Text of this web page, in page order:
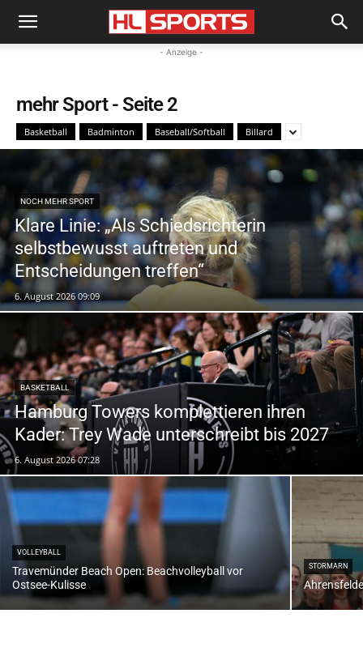
- Anzeige -
mehr Sport- Seite 2
Basketball Badminton Baseball/Softball Billard
NOCH MEHR SPORT
Klare Linie: „Als Schiedsrichterin
selbstbewusst auftreten und
Entscheidungen treffen“
6. August 2026 09:09
BASKETBALL
Hamburg Towers komplettieren ihren
Kader: Trey Wade unterschreibt bis 2027
6. August 2026 07:28
VOLLEYBALL
Travemünder Beach Open: Beachvolleyball vor
Ostsee-Kulisse
STORMARN